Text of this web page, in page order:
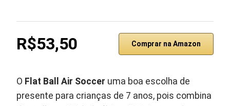
R$53,50 Comprar na Amazon
O Flat Ball Air Soccer uma boa escolha de
presente para crianças de 7 anos, pois combina